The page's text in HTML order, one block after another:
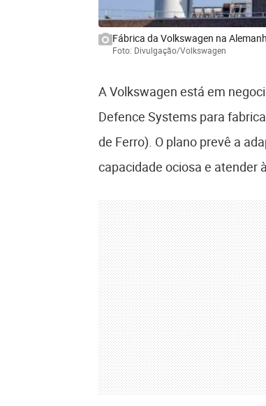
Fábrica da Volkswagen na
Foto: Divulgação/Volkswagen
A Volkswagen está em
Defence Systems para
de Ferro). O plano prevê a
capacidade ociosa e atender